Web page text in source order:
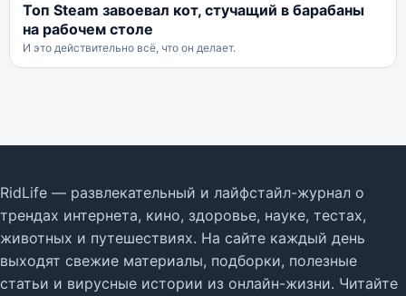
Топ Steam завоевал кот, стучащий в барабаны
на рабочем столе
И это действительно всё, что он делает.
RidLife — развлекательный и лайфстайл-журнал о
трендах интернета, кино, здоровье, науке, тестах,
животных и путешествиях. На сайте каждый день
выходят свежие материалы, подборки, полезные
статьи и вирусные истории из онлайн-жизни. Читайте